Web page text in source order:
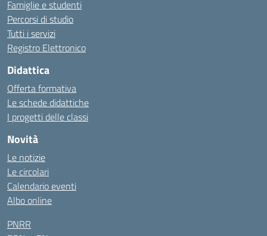
Famiglie e studenti
Percorsi di studio
Tutti i servizi
Registro Elettronico
Didattica
Offerta formativa
Le schede didattiche
I progetti delle classi
Novità
Le notizie
Le circolari
Calendario eventi
Albo online
PNRR